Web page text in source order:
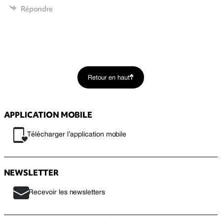
Répondre
Retour en haut
APPLICATION MOBILE
Télécharger l’application mobile
NEWSLETTER
Recevoir les newsletters